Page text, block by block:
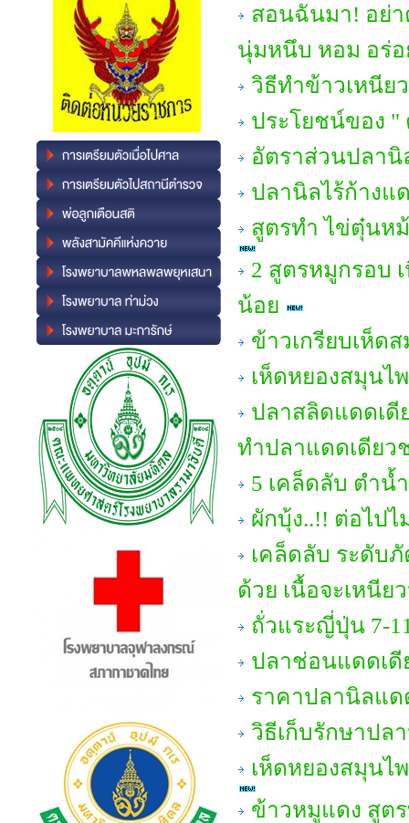
สอนฉันมา! อย่า
นุ่มหนึบ หอม อร่อ
วิธีทำข้าวเหนีย
ประโยชน์ของ "
อัตราส่วนปลา
ปลานิลไร้ก้างแ
สูตรทำ ไข่ตุ๋นห
2 สูตรหมูกรอบ
น้อย
ข้าวเกรียบเห็ด
เห็ดหยองสมุนไ
ปลาสลิดแดดเดี
ทำปลาแดดเดียว
5 เคล็ดลับ ตำน้
ผักบุ้ง..!! ต่อไป
เคล็ดลับ ระดับ
ด้วย เนื้อจะเหนีย
ถั่วแระญี่ปุ่น 7-
ปลาช่อนแดดเดี
ราคาปลานิลแด
วิธีเก็บรักษาปล
เห็ดหยองสมุนไ
ข้าวหมูแดง สูต